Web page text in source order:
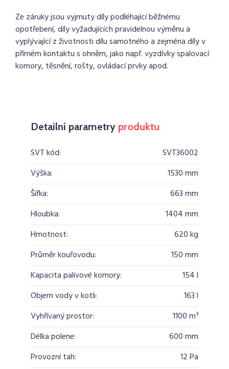
Ze záruky jsou vyjmuty díly podléhající běžnému
opotřebení, díly vyžadujících pravidelnou výměnu a
vyplývající z životnosti dílu samotného a zejména díly v
přímém kontaktu s ohněm, jako např. vyzdívky spalovací
komory, těsnění, rošty, ovládací prvky apod.
Detailní parametry produktu
SVT kód:
SVT36002
Výška:
1530 mm
Šířka:
663 mm
Hloubka:
1404 mm
Hmotnost:
620 kg
Průměr kouřovodu:
150 mm
Kapacita palivové komory:
154 l
Objem vody v kotli:
163 l
Vyhřívaný prostor:
1100 m³
Délka polene:
600 mm
Provozní tah:
12 Pa